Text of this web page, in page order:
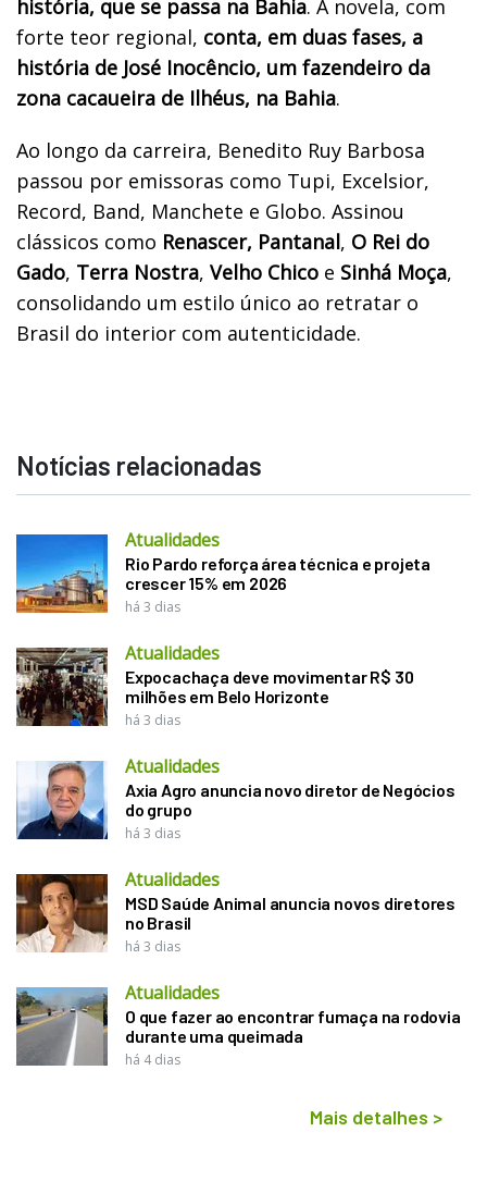
história, que se passa na Bahia. A novela, com
forte teor regional, conta, em duas fases, a
história de José Inocêncio, um fazendeiro da
zona cacaueira de Ilhéus, na Bahia.
Ao longo da carreira, Benedito Ruy Barbosa
passou por emissoras como Tupi, Excelsior,
Record, Band, Manchete e Globo. Assinou
clássicos como Renascer, Pantanal, O Rei do
Gado, Terra Nostra, Velho Chico e Sinhá Moça,
consolidando um estilo único ao retratar o
Brasil do interior com autenticidade.
Notícias relacionadas
Atualidades
Rio Pardo reforça área técnica e projeta
crescer 15% em 2026
há 3 dias
Atualidades
Expocachaça deve movimentar R$ 30
milhões em Belo Horizonte
há 3 dias
Atualidades
Axia Agro anuncia novo diretor de Negócios
do grupo
há 3 dias
Atualidades
MSD Saúde Animal anuncia novos diretores
no Brasil
há 3 dias
Atualidades
O que fazer ao encontrar fumaça na rodovia
durante uma queimada
há 4 dias
Mais detalhes >